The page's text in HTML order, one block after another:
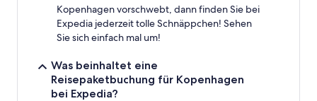
Kopenhagen vorschwebt, dann finden Sie bei
Expedia jederzeit tolle Schnäppchen! Sehen
Sie sich einfach mal um!
Was beinhaltet eine
Reisepaketbuchung für Kopenhagen
bei Expedia?